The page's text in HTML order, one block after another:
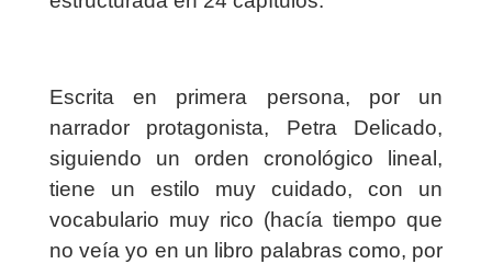
Escrita en primera persona, por un
narrador protagonista, Petra Delicado,
siguiendo un orden cronológico lineal,
tiene un estilo muy cuidado, con un
vocabulario muy rico (hacía tiempo que
no veía yo en un libro palabras como, por